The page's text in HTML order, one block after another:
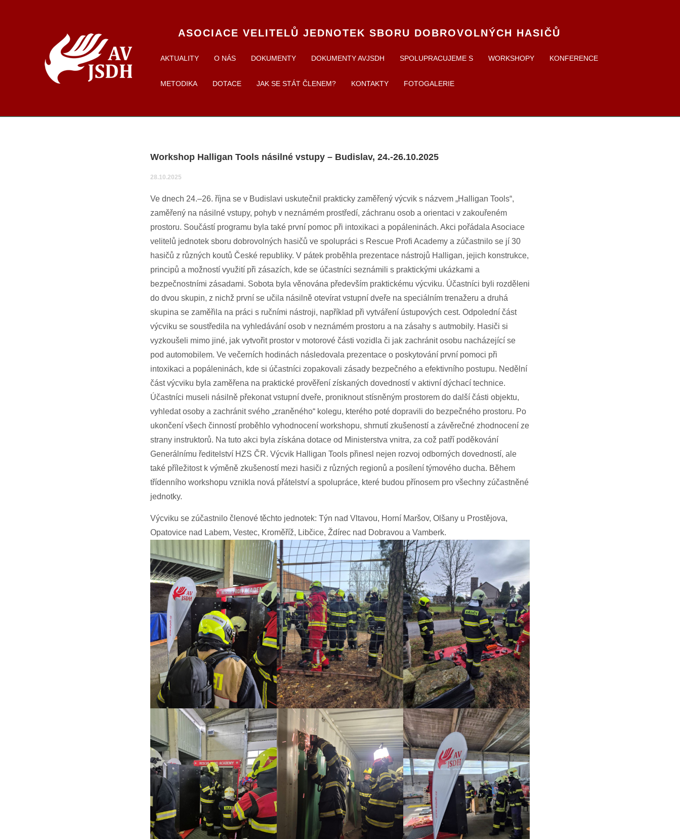
ASOCIACE VELITELŮ JEDNOTEK SBORU DOBROVOLNÝCH HASIČŮ
AKTUALITY O NÁS DOKUMENTY DOKUMENTY AVJSDH SPOLUPRACUJEME S WORKSHOPY KONFERENCE
METODIKA DOTACE JAK SE STÁT ČLENEM? KONTAKTY FOTOGALERIE
Workshop Halligan Tools násilné vstupy – Budislav, 24.-26.10.2025
28.10.2025
Ve dnech 24.–26. října se v Budislavi uskutečnil prakticky zaměřený výcvik s názvem „Halligan Tools“,
zaměřený na násilné vstupy, pohyb v neznámém prostředí, záchranu osob a orientaci v zakouřeném
prostoru. Součástí programu byla také první pomoc při intoxikaci a popáleninách. Akci pořádala Asociace
velitelů jednotek sboru dobrovolných hasičů ve spolupráci s Rescue Profi Academy a zúčastnilo se jí 30
hasičů z různých koutů České republiky. V pátek proběhla prezentace nástrojů Halligan, jejich konstrukce,
principů a možností využití při zásazích, kde se účastníci seznámili s praktickými ukázkami a
bezpečnostními zásadami. Sobota byla věnována především praktickému výcviku. Účastníci byli rozděleni
do dvou skupin, z nichž první se učila násilně otevírat vstupní dveře na speciálním trenažeru a druhá
skupina se zaměřila na práci s ručními nástroji, například při vytváření ústupových cest. Odpolední část
výcviku se soustředila na vyhledávání osob v neznámém prostoru a na zásahy s autmobily. Hasiči si
vyzkoušeli mimo jiné, jak vytvořit prostor v motorové části vozidla či jak zachránit osobu nacházející se
pod automobilem. Ve večerních hodinách následovala prezentace o poskytování první pomoci při
intoxikaci a popáleninách, kde si účastníci zopakovali zásady bezpečného a efektivního postupu. Nedělní
část výcviku byla zaměřena na praktické prověření získaných dovedností v aktivní dýchací technice.
Účastníci museli násilně překonat vstupní dveře, proniknout stísněným prostorem do další části objektu,
vyhledat osoby a zachránit svého „zraněného“ kolegu, kterého poté dopravili do bezpečného prostoru. Po
ukončení všech činností proběhlo vyhodnocení workshopu, shrnutí zkušeností a závěrečné zhodnocení ze
strany instruktorů. Na tuto akci byla získána dotace od Ministerstva vnitra, za což patří poděkování
Generálnímu ředitelství HZS ČR. Výcvik Halligan Tools přinesl nejen rozvoj odborných dovedností, ale
také příležitost k výměně zkušeností mezi hasiči z různých regionů a posílení týmového ducha. Během
třídenního workshopu vznikla nová přátelství a spolupráce, které budou přínosem pro všechny zúčastněné
jednotky.
Výcviku se zúčastnilo členové těchto jednotek: Týn nad Vltavou, Horní Maršov, Olšany u Prostějova,
Opatovice nad Labem, Vestec, Kroměříž, Libčice, Ždírec nad Dobravou a Vamberk.